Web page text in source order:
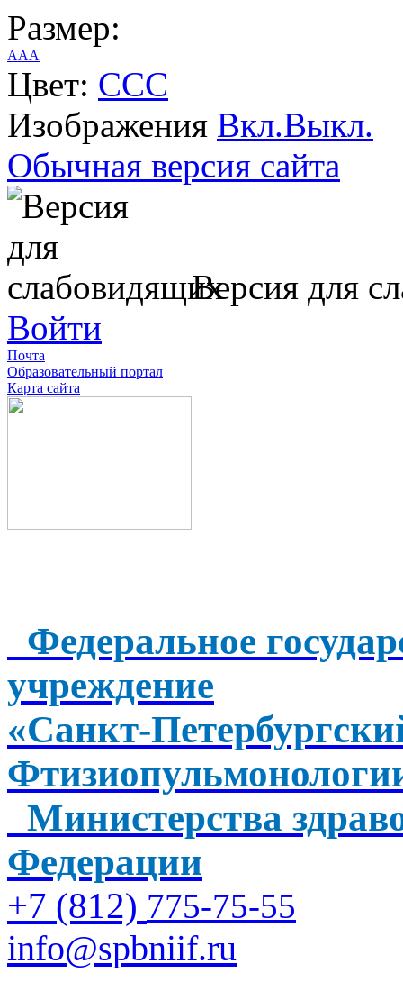
Размер:
AAA
Цвет: CCC
Изображения Вкл.Выкл.
Обычная версия сайта
Версия для
Войти
Почта
Образовательный портал
Карта сайта
Федеральное
учреждение
«Санкт-
Министерства
Федерации
+7 (812) 775-75-55
info@spbniif.ru